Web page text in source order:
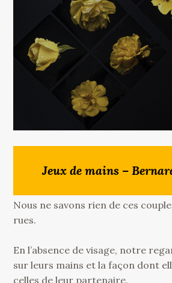
Jeux de mains –
Nous ne savons rien de ces
rues.
En l’absence de visage, notre
sur leurs mains et la façon dont
celles de leur partenaire.